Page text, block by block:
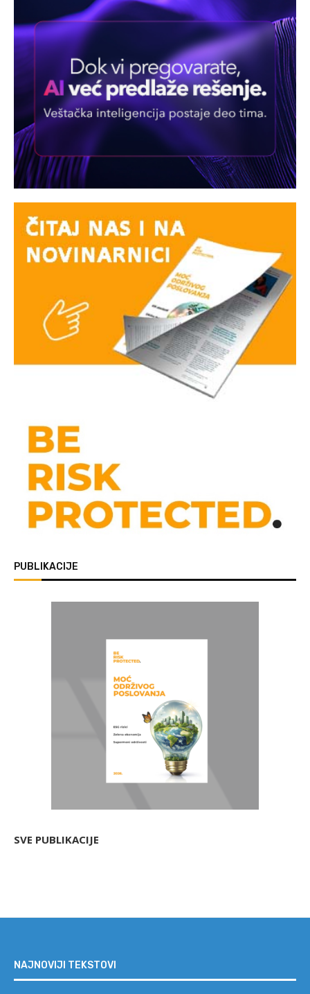
PUBLIKACIJE
SVE PUBLIKACIJE
NAJNOVIJI TEKSTOVI